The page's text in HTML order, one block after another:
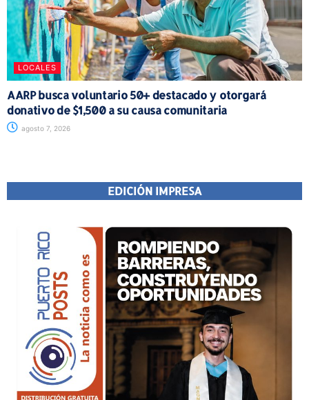
LOCALES
AARP busca voluntario 50+ destacado y otorgará
donativo de $1,500 a su causa comunitaria
agosto 7, 2026
EDICIÓN IMPRESA